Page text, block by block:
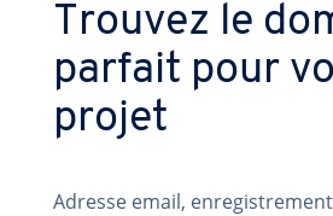
Trouvez le
parfait pour
projet
Adresse email,